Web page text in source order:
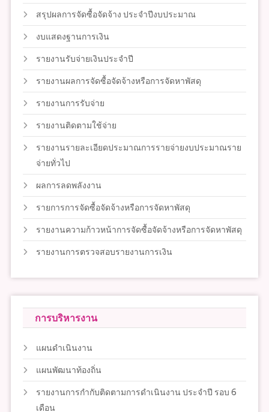
สรุปผลการจัดซื้อจัดจ้าง ประจำปีงบประมาณ
งบแสดงฐานการเงิน
รายงานรับจ่ายเงินประจำปี
รายงานผลการจัดซื้อจัดจ้างหรือการจัดหาพัสดุ
รายงานการรับจ่าย
รายงานติดตามใช้จ่าย
รายงานรายละเอียดประมาณการรายจ่ายงบประมาณราย
จ่ายทั่วไป
ผลการลดพลังงาน
รายการการจัดซื้อจัดจ้างหรือการจัดหาพัสดุ
รายงานความก้าวหน้าการจัดซื้อจัดจ้างหรือการจัดหาพัสดุ
รายงานการตรวจสอบรายงานการเงิน
การบริหารงาน
แผนดำเนินงาน
แผนพัฒนาท้องถิ่น
รายงานการกำกับติดตามการดำเนินงาน ประจำปี รอบ 6
เดือน